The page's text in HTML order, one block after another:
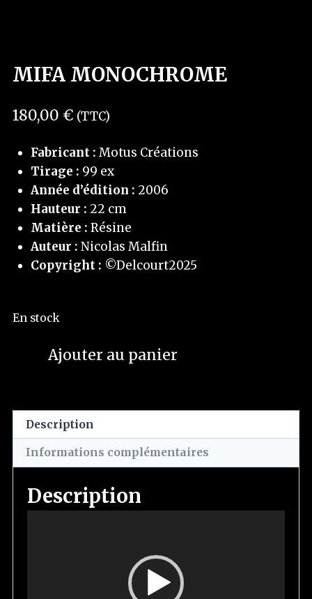
MIFA MONOCHROME
180,00 € (TTC)
Fabricant : Motus Créations
Tirage : 99 ex
Année d’édition : 2006
Hauteur : 22 cm
Matière : Résine
Auteur : Nicolas Malfin
Copyright : ©Delcourt2025
En stock
Ajouter au panier
Description
Informations complémentaires
Description